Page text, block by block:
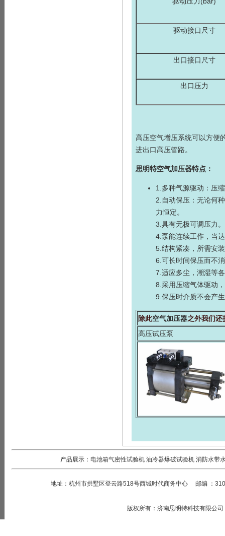
驱动接口尺寸
出口接口尺寸
出口压力
高压空气增压系统可以方便
进出口高压管路。
思明特空气加压器特点：
1.多种气源驱动：压
2.自动保压：无论何
力恒定。
3.具有无极可调压力。
4.泵能连续工作，当
5.结构紧凑，所需安
6.可长时间保压而不
7.适应多尘，潮湿等
8.采用压缩气体驱动
9.保压时介质不会产
除此空气加压器之外我们还
高压试压泵
产品展示： 电池箱气密性试验机 油冷器爆破试验机 消防水带
地址： 杭州市拱墅区登云路518号西城时代商务中心 邮编 ：
版权所有： 济南思明特科技有限公司